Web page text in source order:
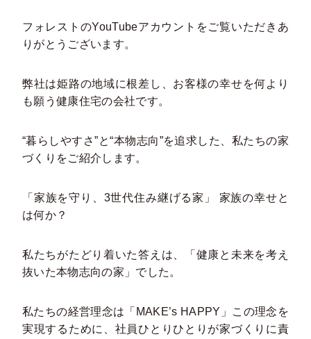
フォレストのYouTubeアカウントをご覧いただきあ
りがとうございます。
弊社は姫路の地域に根差し、お客様の幸せを何より
も願う健康住宅の会社です。
“暮らしやすさ”と“本物志向”を追求した、私たちの家
づくりをご紹介します。
「家族を守り、3世代住み継げる家」 家族の幸せと
は何か？
私たちがたどり着いた答えは、「健康と未来を考え
抜いた本物志向の家」でした。
私たちの経営理念は「MAKE’s HAPPY」この理念を
実現するために、社員ひとりひとりが家づくりに責